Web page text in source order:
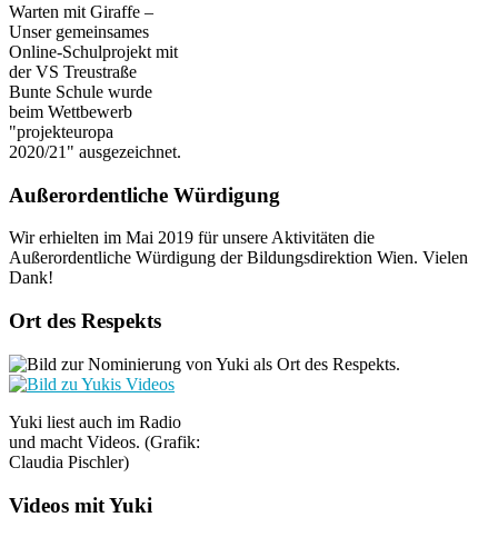
Warten mit Giraffe –
Unser gemeinsames
Online-Schulprojekt mit
der VS Treustraße
Bunte Schule wurde
beim Wettbewerb
"projekteuropa
2020/21" ausgezeichnet.
Außerordentliche Würdigung
Wir erhielten im Mai 2019 für unsere Aktivitäten die
Außerordentliche Würdigung der Bildungsdirektion Wien. Vielen
Dank!
Ort des Respekts
Yuki liest auch im Radio
und macht Videos. (Grafik:
Claudia Pischler)
Videos mit Yuki